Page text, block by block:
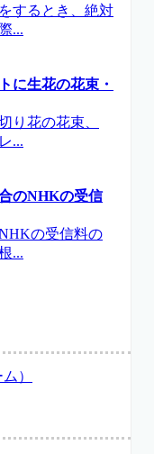
するとき、絶対
...
に生花の花束・
り花の花束、
...
のNHKの受信
の受信料の
...
）